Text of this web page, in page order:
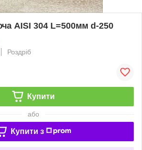
AISI 304 L=500мм d-250
Роздріб
Купити
або
Купити з